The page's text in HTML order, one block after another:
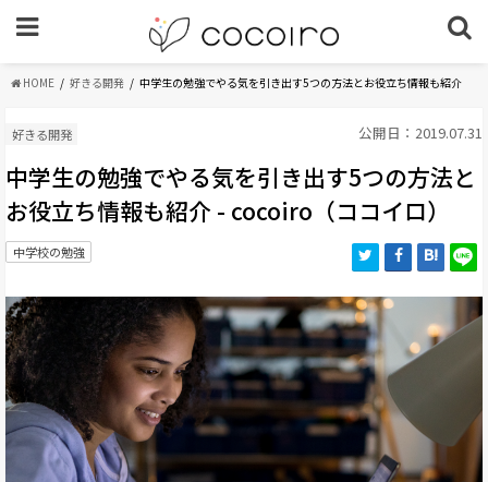
HOME 好きる開発 中学生の勉強でやる気を引き出す5つの方法とお役立ち情報も紹介
好きる開発 公開日：2019.07.31
中学生の勉強でやる気を引き出す5つの方法と
お役立ち情報も紹介 - cocoiro（ココイロ）
中学校の勉強